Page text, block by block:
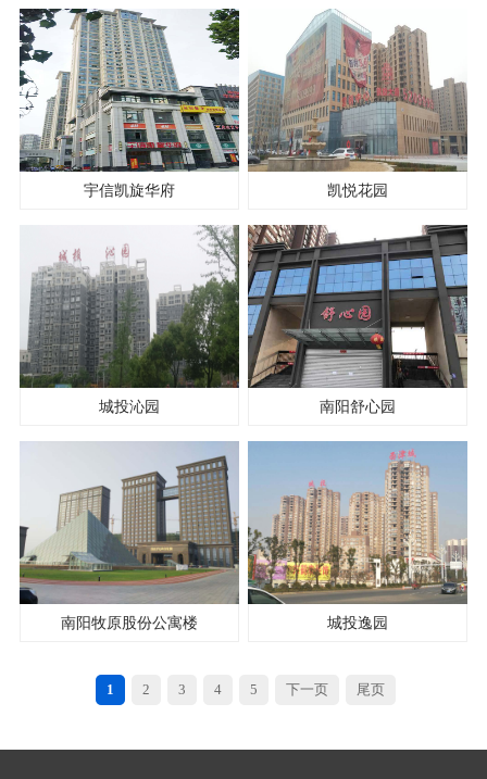
宇信凯旋华府 凯悦花园
城投沁园 南阳舒心园
南阳牧原股份公寓楼 城投逸园
1 2 3 4 5 下一页 尾页